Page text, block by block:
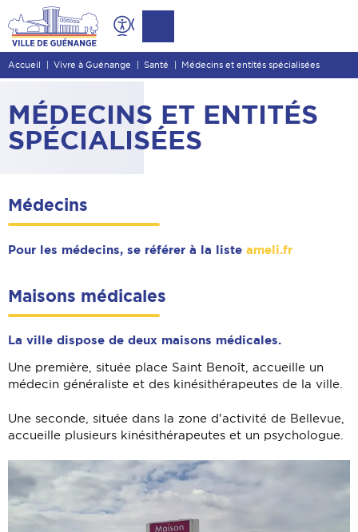
Contenu
Entête de page
Menu principal
Pied de page
Accueil Vivre à Guénange Santé Médecins et entités spécialisées
MÉDECINS ET ENTITÉS
SPÉCIALISÉES
Médecins
Pour les médecins, se référer à la liste ameli.fr
Maisons médicales
La ville dispose de deux maisons médicales.
Une première, située place Saint Benoît, accueille un
médecin généraliste et des kinésithérapeutes de la ville.
Une seconde, située dans la zone d'activité de Bellevue,
accueille plusieurs kinésithérapeutes et un psychologue.